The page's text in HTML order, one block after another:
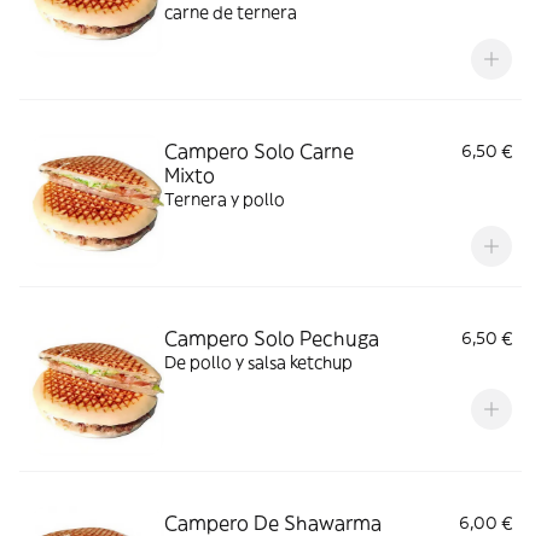
carne de ternera
Campero Solo Carne
Mixto
6,50 €
Ternera y pollo
Campero Solo Pechuga
6,50 €
De pollo y salsa ketchup
Campero De Shawarma
6,00 €